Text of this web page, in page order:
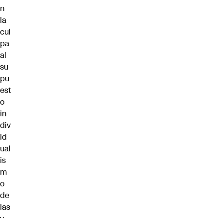
n
la
cul
pa
al
su
pu
est
o
in
div
id
ual
is
m
o
de
las